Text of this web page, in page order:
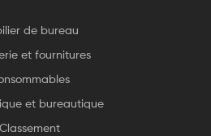
de bureau
et fournitures
et bureautique
Classement